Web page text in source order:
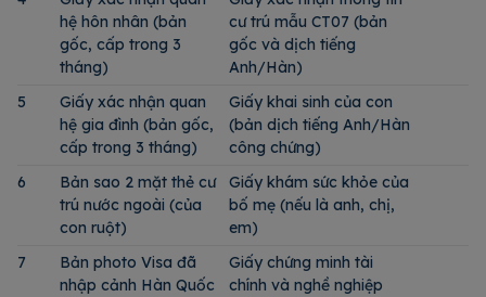
hệ hôn nhân (bản
gốc, cấp trong 3
tháng)
cư trú mẫu CT07 (bản
gốc và dịch tiếng
Anh/Hàn)
5
Giấy xác nhận quan
hệ gia đình (bản gốc,
cấp trong 3 tháng)
Giấy khai sinh của con
(bản dịch tiếng Anh/Hàn
công chứng)
6
Bản sao 2 mặt thẻ cư
trú nước ngoài (của
con ruột)
Giấy khám sức khỏe của
bố mẹ (nếu là anh, chị,
em)
7
Bản photo Visa đã
nhập cảnh Hàn Quốc
Giấy chứng minh tài
chính và nghề nghiệp